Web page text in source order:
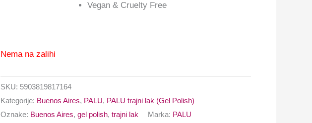
Vegan & Cruelty Free
Nema na zalihi
SKU: 5903819817164
Kategorije: Buenos Aires, PALU, PALU trajni lak (Gel Polish)
Oznake: Buenos Aires, gel polish, trajni lak Marka: PALU